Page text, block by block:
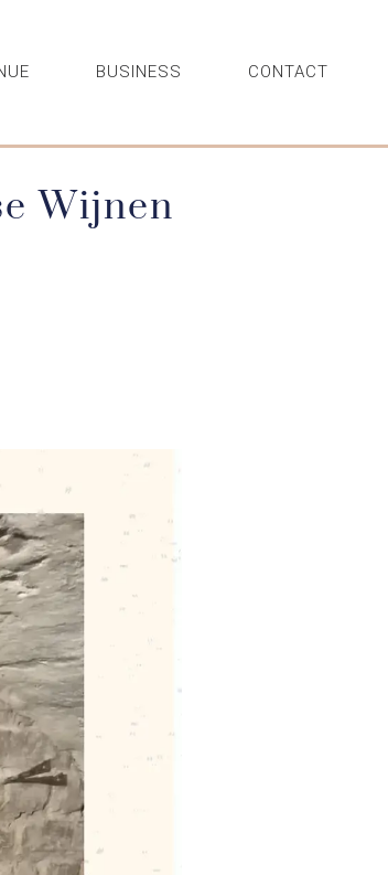
BUSINESS CONTACT
Wijnen